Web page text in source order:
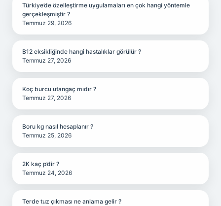
Türkiye’de özelleştirme uygulamaları en çok hangi yöntemle
gerçekleşmiştir ?
Temmuz 29, 2026
B12 eksikliğinde hangi hastalıklar görülür ?
Temmuz 27, 2026
Koç burcu utangaç mıdır ?
Temmuz 27, 2026
Boru kg nasıl hesaplanır ?
Temmuz 25, 2026
2K kaç p’dir ?
Temmuz 24, 2026
Terde tuz çıkması ne anlama gelir ?